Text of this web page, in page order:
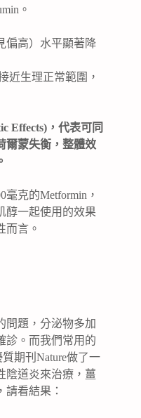
。
偏高）水平顯著降
近生理正常範圍，
Effects)，代表可同
爾蒙失衡，整體效
克的Metformin，
醇一起使用的效果
而言。
問題，分泌物多加
診。而我們常用的
期刊Nature做了一
陰道炎來治療，薑
看結果：